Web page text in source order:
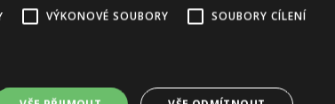
VÝKONOVÉ SOUBORY SOUBORY CÍLENÍ